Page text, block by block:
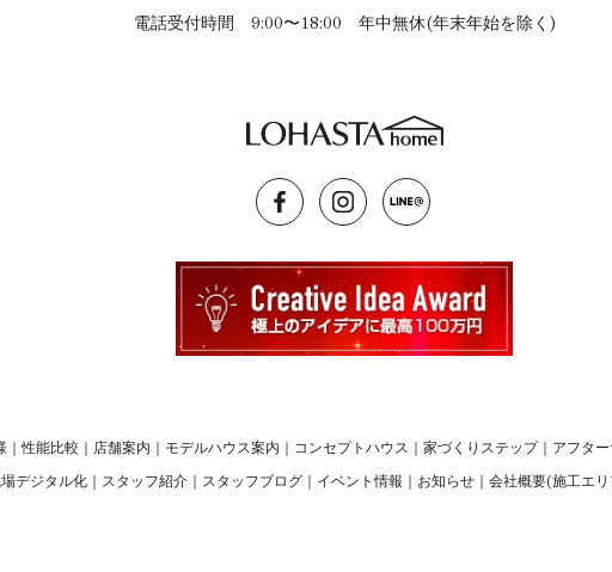
電話受付時間 9:00〜18:00 年中無休(年末年始を除く)
｜性能比較 店舗案内 モデルハウス案内 コンセプトハウス 家づくりステップ アフタ
デジタル化 スタッフ紹介 スタッフブログ イベント情報 お知らせ 会社概要(施工エ